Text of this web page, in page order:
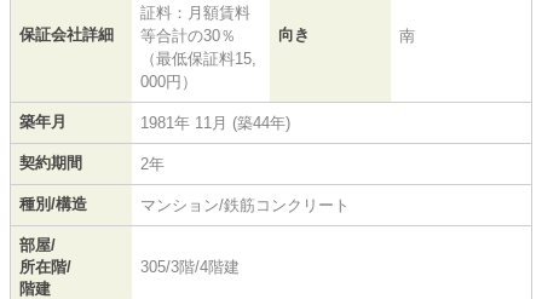
保証会社詳細
証料：月額賃料
等合計の30％
（最低保証料15,
000円）
向き 南
築年月 1981年 11月 (築44年)
契約期間 2年
種別/構造 マンション/鉄筋コンクリート
部屋/
所在階/
階建
305/3階/4階建